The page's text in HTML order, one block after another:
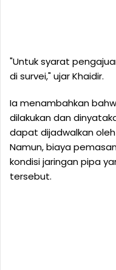
"Untuk syarat
di survei," ujar Khaidir.
Ia menambahkan
dilakukan dan
dapat dijadwalkan
Namun, biaya
kondisi jaringan pipa
tersebut.